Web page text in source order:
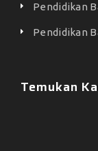
Pendidikan
Pendidikan
Temukan